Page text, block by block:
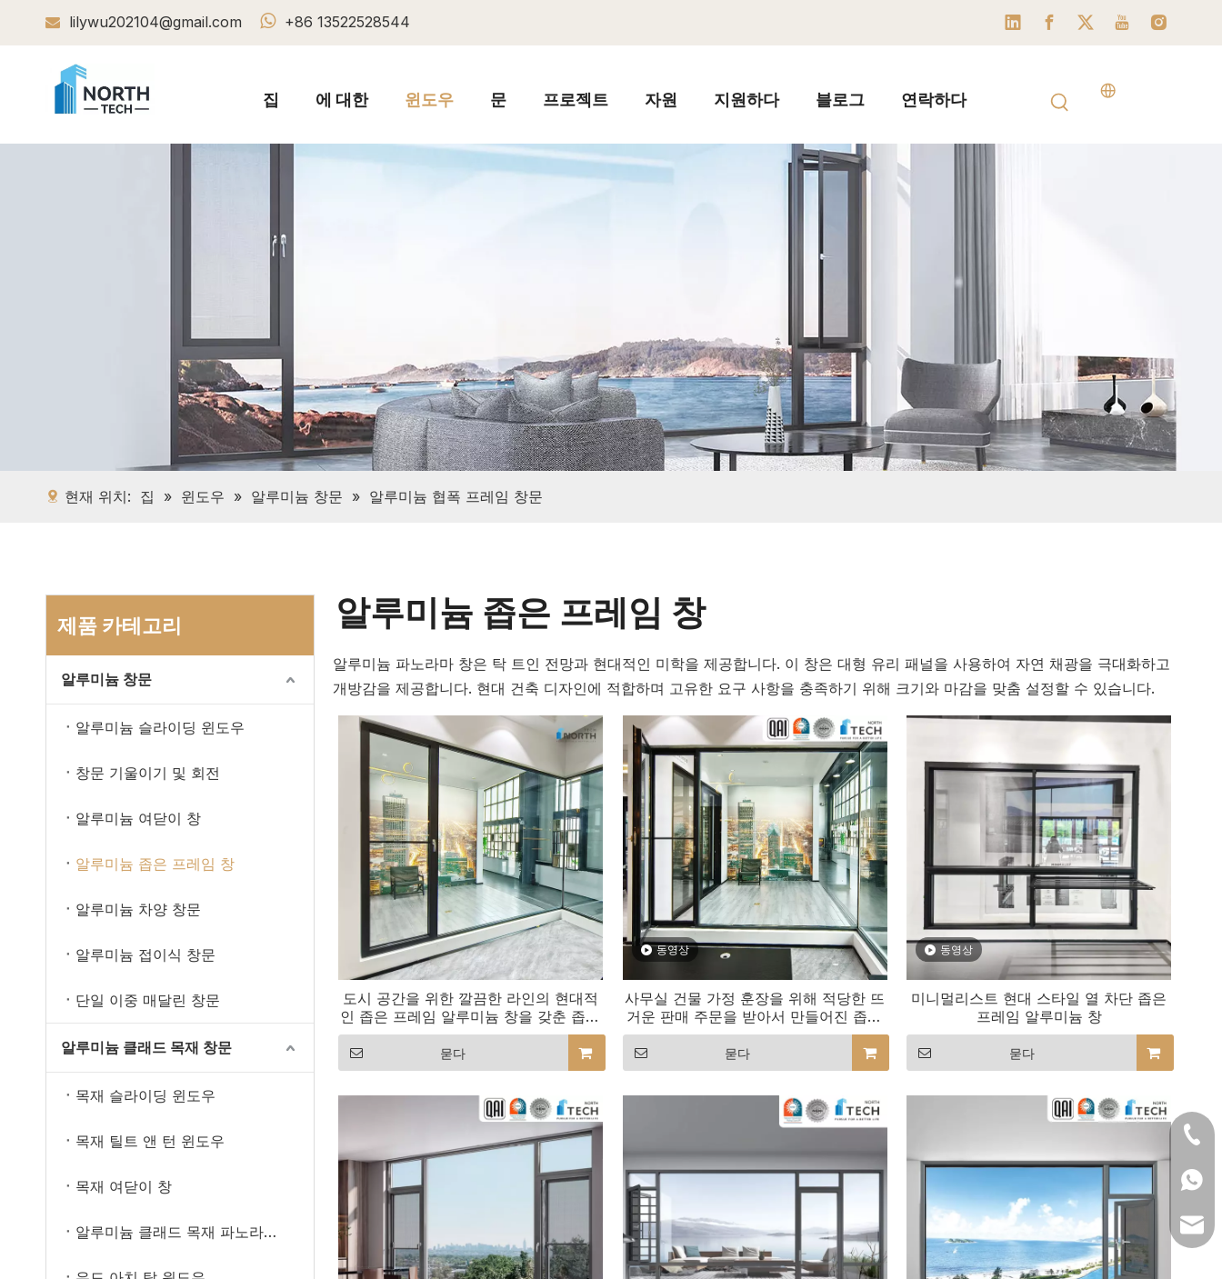
 lilywu202104@gmail.com  +86 13522528544
집 에 대한 윈도우 문 프로젝트 자원 지원하다 블로그 연락하다
현재 위치: 집 » 윈도우 » 알루미늄 창문 » 알루미늄 협폭 프레임 창문
제품 카테고리
알루미늄 창문
알루미늄 슬라이딩 윈도우
창문 기울이기 및 회전
알루미늄 여닫이 창
알루미늄 좁은 프레임 창
알루미늄 차양 창문
알루미늄 접이식 창문
단일 이중 매달린 창문
알루미늄 클래드 목재 창문
목재 슬라이딩 윈도우
목재 틸트 앤 턴 윈도우
목재 여닫이 창
알루미늄 클래드 목재 파노라마 창문
알루미늄 좁은 프레임 창
알루미늄 파노라마 창은 탁 트인 전망과 현대적인 미학을 제공합니다. 이 창은 대형 유리 패널을 사용하여 자연 채광을 극대화하고
개방감을 제공합니다. 현대 건축 디자인에 적합하며 고유한 요구 사항을 충족하기 위해 크기와 마감을 맞춤 설정할 수 있습니다.
도시 공간을 위한 깔끔한 라인의 현대적
인 좁은 프레임 알루미늄 창을 갖춘 좁은
프로파일
묻다
동영상
사무실 건물 가정 훈장을 위해 적당한 뜨
거운 판매 주문을 받아서 만들어진 좁은
알루미늄 Windows
묻다
동영상
미니멀리스트 현대 스타일 열 차단 좁은
프레임 알루미늄 창
묻다
+86-
+86